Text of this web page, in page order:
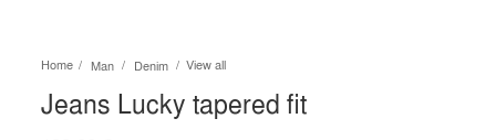
Home Man Denim View all
Jeans Lucky tapered fit